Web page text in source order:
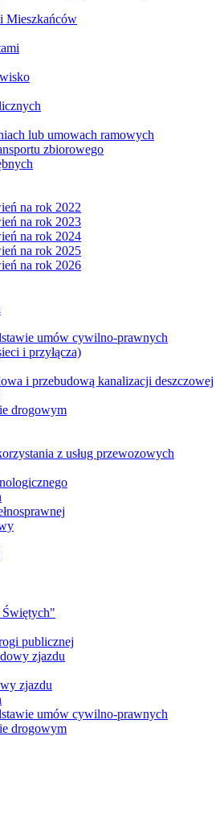
Mieszkańców
lub umowach ramowych
zbiorowego
na rok 2022
na rok 2023
na rok 2024
na rok 2025
na rok 2026
umów cywilno-prawnych
i przyłącza)
i przebudową kanalizacji deszczowej
drogowym
z usług przewozowych
publicznej
zjazdu
zjazdu
umów cywilno-prawnych
drogowym